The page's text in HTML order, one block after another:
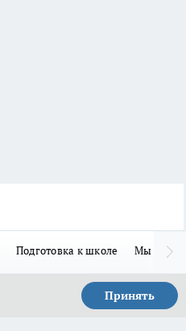
Подготовка к школе Мы в MAX
Принять